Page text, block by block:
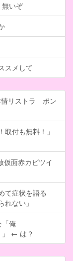
いぞ
スメして
情リストラ ポン
付も無料！」
仮面赤カビツイ
て症状を語る
れない」
俺
」 ← は？